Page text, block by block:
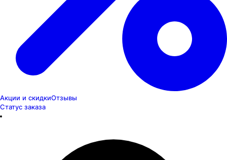
Акции и скидкиОтзывы
Статус заказа